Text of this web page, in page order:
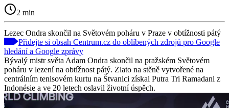
2 min
Lezec Ondra skončil na Světovém poháru v Praze v obtížnosti pátý
Přidejte si obsah Centrum.cz do oblíbených zdrojů pro Google
hledání a Google zprávy
Bývalý mistr světa Adam Ondra skončil na pražském Světovém
poháru v lezení na obtížnost pátý. Zlato na stěně vytvořené na
centrálním tenisovém kurtu na Štvanici získal Putra Tri Ramadani z
Indonésie a ve 20 letech oslavil životní úspěch.